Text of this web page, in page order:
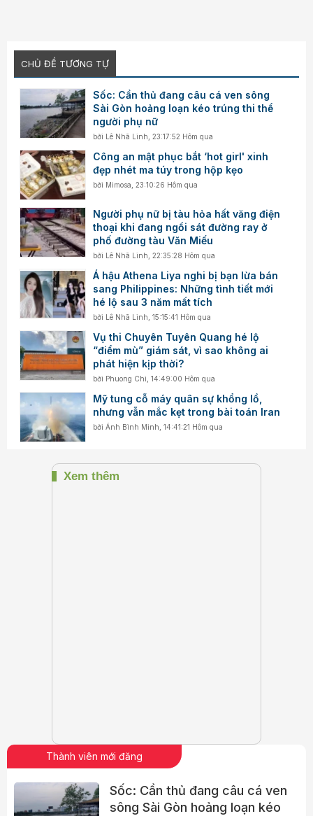
CHỦ ĐỀ TƯƠNG TỰ
Sốc: Cần thủ đang câu cá ven sông
Sài Gòn hoảng loạn kéo trúng thi thể
người phụ nữ
bởi Lê Nhã Linh ,23:17:52 Hôm qua
Công an mật phục bắt ‘hot girl' xinh
đẹp nhét ma túy trong hộp kẹo
bởi Mimosa ,23:10:26 Hôm qua
Người phụ nữ bị tàu hỏa hất văng điện
thoại khi đang ngồi sát đường ray ở
phố đường tàu Văn Miếu
bởi Lê Nhã Linh ,22:35:28 Hôm qua
Á hậu Athena Liya nghi bị bạn lừa bán
sang Philippines: Những tình tiết mới
hé lộ sau 3 năm mất tích
bởi Lê Nhã Linh ,15:15:41 Hôm qua
Vụ thi Chuyên Tuyên Quang hé lộ
“điểm mù” giám sát, vì sao không ai
phát hiện kịp thời?
bởi Phuong Chi ,14:49:00 Hôm qua
Mỹ tung cỗ máy quân sự khổng lồ,
nhưng vẫn mắc kẹt trong bài toán Iran
bởiÁnh Bình Minh ,14:41:21 Hôm qua
Thành viên mới đăng
Sốc: Cần thủ đang câu cá ven
sông Sài Gòn hoảng loạn kéo